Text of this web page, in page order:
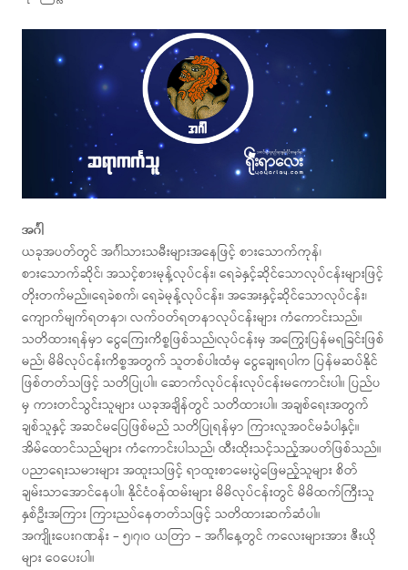
အင်္ဂါ
ယခုအပတ်တွင် အင်္ဂါသားသမီးများအနေဖြင့် စားသောက်ကုန်၊
စားသောက်ဆိုင်၊ အသင့်စားမုန့်လုပ်ငန်း၊ ရေခဲနှင့်ဆိုင်သောလုပ်ငန်းများဖြင့်
တိုးတက်မည်။ရေခဲစက်၊ ရေခဲမုန့်လုပ်ငန်း၊ အအေးနှင့်ဆိုင်သောလုပ်ငန်း၊
ကျောက်မျက်ရတနာ၊ လက်ဝတ်ရတနာလုပ်ငန်းများ ကံကောင်းသည်။
သတိထားရန်မှာ ငွေကြေးကိစ္စဖြစ်သည်၊လုပ်ငန်းမှ အကြွေးပြန်မရခြင်းဖြစ်
မည်၊ မိမိလုပ်ငန်းကိစ္စအတွက် သူတစ်ပါးထံမှ ငွေချေးရပါက ပြန်မဆပ်နိုင်
ဖြစ်တတ်သဖြင့် သတိပြုပါ။ ဆောက်လုပ်ငန်းလုပ်ငန်းမကောင်းပါ။ ပြည်ပ
မှ ကားတင်သွင်းသူများ ယခုအချိန်တွင် သတိထားပါ။ အချစ်ရေးအတွက်
ချစ်သူနှင့် အဆင်မပြေဖြစ်မည် သတိပြုရန်မှာ ကြားလူအဝင်မခံပါနှင့်။
အိမ်ထောင်သည်များ ကံကောင်းပါသည်၊ ထီးထိုးသင့်သည့်အပတ်ဖြစ်သည်။
ပညာရေးသမားများ အထူးသဖြင့် ရာထူးစာမေးပွဲဖြေမည့်သူများ စိတ်
ချမ်းသာအောင်နေပါ။ နိုင်ငံဝန်ထမ်းများ မိမိလုပ်ငန်းတွင် မိမိထက်ကြီးသူ
နှစ်ဦးအကြား ကြားညပ်နေတတ်သဖြင့် သတိထားဆက်ဆံပါ။
အကျိုးပေးဂဏန်း – ၅၊၇၊ဝ ယတြာ – အင်္ဂါနေ့တွင် ကလေးများအား ဇီးယို
များ ဝေပေးပါ။